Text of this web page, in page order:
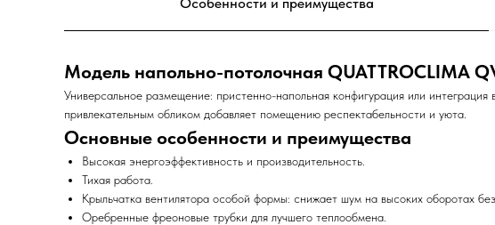
Модель напольно-потолочная QUATTROCLIMA
Универсальное размещение: пристенно-напольная конфигурация или интеграция
привлекательным обликом добавляет помещению респектабельности и уюта.
Основные особенности и преимущества
Высокая энергоэффективность и производительность.
Тихая работа.
Крыльчатка вентилятора особой формы: снижает шум на высоких оборотах
Оребренные фреоновые трубки для лучшего теплообмена.